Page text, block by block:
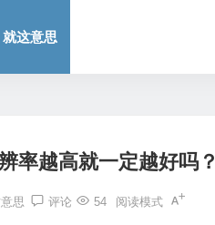
就这意思
率越高就一定越好吗？
思 评论 54 阅读模式